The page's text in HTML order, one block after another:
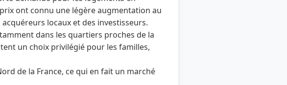
ont connu une légère augmentation au
locaux et des investisseurs.
dans les quartiers proches de la
un choix privilégié pour les familles,
de la France, ce qui en fait un marché